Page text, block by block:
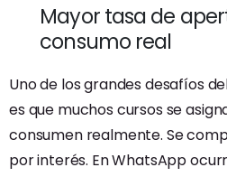
Mayor tasa de
consumo real
Uno de los grandes desafíos
es que muchos cursos se
consumen realmente. Se
por interés. En WhatsApp